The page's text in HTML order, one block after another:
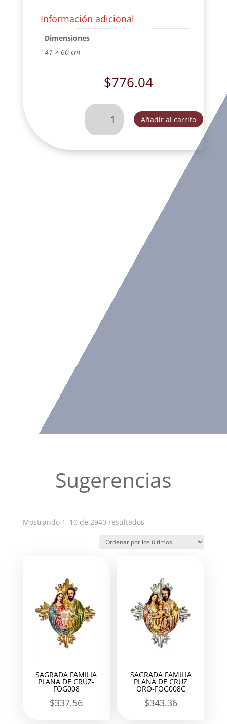
Información adicional
Dimensiones
41 × 60 cm
$776.04
CRISTO
GRANDE
ALUMINIO.
Añadir al carrito
Sugerencias
Mostrando 1–10 de 2940 resultadosOrdenado
los
SAGRADA FAMILIA
PLANA DE CRUZ-
FOG008
$337.56
SAGRADA FAMILIA
PLANA DE CRUZ
ORO-FOG008C
$343.36